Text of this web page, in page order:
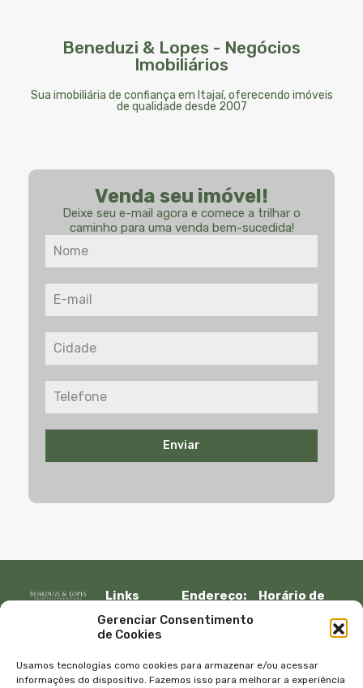
Gerenciar Consentimento
de Cookies
Usamos tecnologias como cookies para armazenar e/ou acessar
informações do dispositivo. Fazemos isso para melhorar a experiência
Beneduzi & Lopes - Negócios
Imobiliários
Sua imobiliária de confiança em Itajaí, oferecendo imóveis
de qualidade desde 2007
Venda seu imóvel!
Deixe seu e-mail agora e comece a trilhar o
caminho para uma venda bem-sucedida!
Enviar
Links
Início
Imóveis
Empresa
Equipe
Endereço:
Muller, 917 –
CEP 88301-
401
Horário de
13:30 – 18:00